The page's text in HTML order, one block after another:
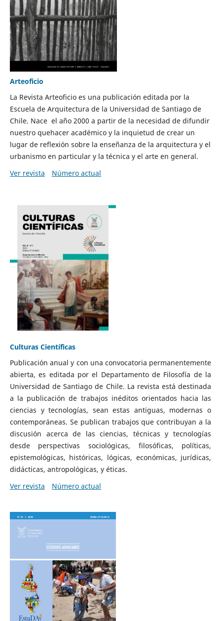
Arteoficio
La Revista Arteoficio es una publicación editada por la
Escuela de Arquitectura de la Universidad de Santiago de
Chile. Nace el año 2000 a partir de la necesidad de difundir
nuestro quehacer académico y la inquietud de crear un
lugar de reflexión sobre la enseñanza de la arquitectura y el
urbanismo en particular y la técnica y el arte en general.
Ver revista
Número actual
Culturas Científicas
Publicación anual y con una convocatoria permanentemente
abierta, es editada por el Departamento de Filosofía de la
Universidad de Santiago de Chile. La revista está destinada
a la publicación de trabajos inéditos orientados hacia las
ciencias y tecnologías, sean estas antiguas, modernas o
contemporáneas. Se publican trabajos que contribuyan a la
discusión acerca de las ciencias, técnicas y tecnologías
desde perspectivas sociológicas, filosóficas, políticas,
epistemológicas, históricas, lógicas, económicas, jurídicas,
didácticas, antropológicas, y éticas.
Ver revista
Número actual